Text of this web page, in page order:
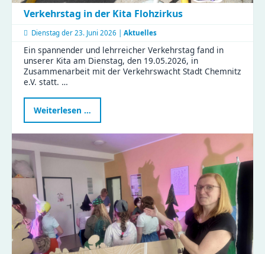
Verkehrstag in der Kita Flohzirkus
Dienstag der 23. Juni 2026 | Aktuelles
Ein spannender und lehrreicher Verkehrstag fand in
unserer Kita am Dienstag, den 19.05.2026, in
Zusammenarbeit mit der Verkehrswacht Stadt Chemnitz
e.V. statt. …
Weiterlesen …
in
der
Kita
Flohzirkus